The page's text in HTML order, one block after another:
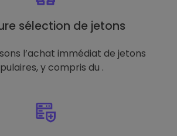
sélection de jetons
l’achat immédiat de jetons
y compris du .